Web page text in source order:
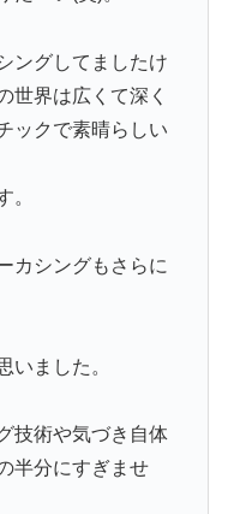
ングしてましたけ
世界は広くて深く
ックで素晴らしい
。
カシングもさらに
いました。
技術や気づき自体
半分にすぎませ